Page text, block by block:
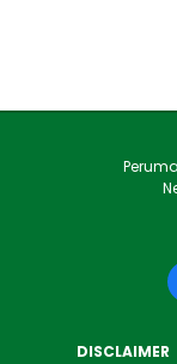
DISCLAIMER